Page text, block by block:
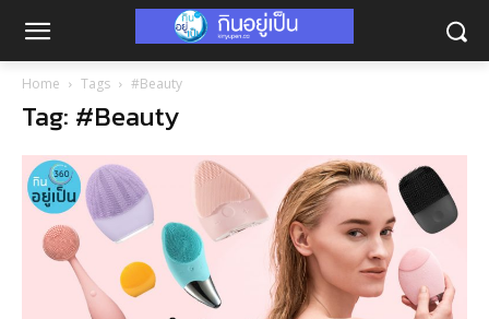
Home Tags #Beauty
Tag: #Beauty